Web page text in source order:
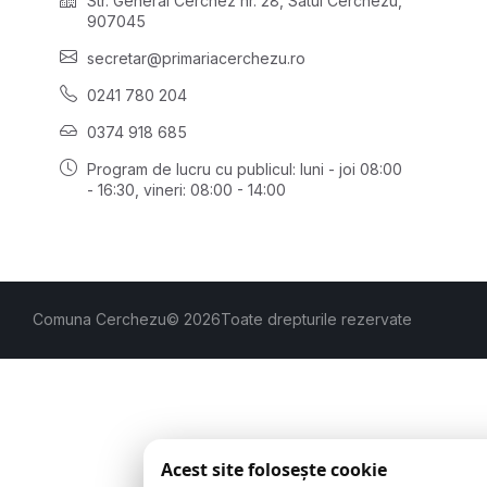
907045
secretar@primariacerchezu.ro
0241 780 204
0374 918 685
Program de lucru cu publicul: luni - joi 08:00
- 16:30 , vineri: 08:00 - 14:00
Comuna Cerchezu© 2026Toate drepturile rezervate
Acest site folosește cookie